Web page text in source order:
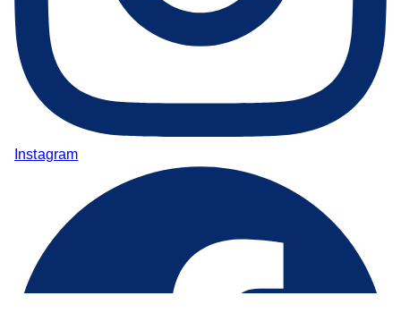
Instagram